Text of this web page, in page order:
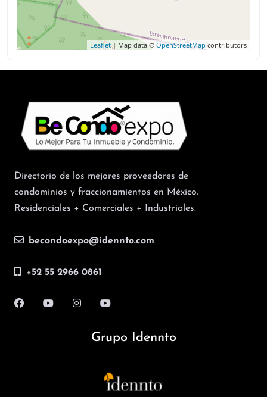
Leaflet| Map data © OpenStreetMap contributors
Directorio de los mejores proveedores de
condominios y fraccionamientos en México.
Residenciales + Comerciales + Industriales.
becondoexpo@idennto.com
+52 55 2966 0861
Grupo Idennto